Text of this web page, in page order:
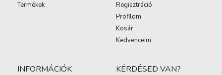
Termékek
Regisztráció
Profilom
Kosár
Kedvenceim
INFORMÁCIÓK KÉRDÉSED VAN?